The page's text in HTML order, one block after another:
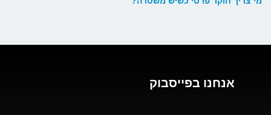
אנחנו בפייסבוק